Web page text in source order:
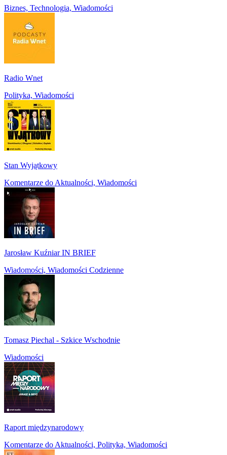
Biznes, Technologia, Wiadomości
Radio Wnet
Polityka, Wiadomości
Stan Wyjątkowy
Komentarze do Aktualności, Wiadomości
Jarosław Kuźniar IN BRIEF
Wiadomości, Wiadomości Codzienne
Tomasz Piechal - Szkice Wschodnie
Wiadomości
Raport międzynarodowy
Komentarze do Aktualności, Polityka, Wiadomości